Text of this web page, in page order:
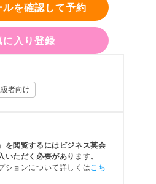
を確認して予約
に入り登録
者向け
を閲覧するにはビジネス英会
ただく必要があります。
ションについて詳しくはこち